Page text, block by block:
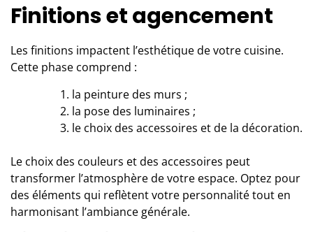
Finitions et agencement
Les finitions impactent l’esthétique de votre cuisine.
Cette phase comprend :
la peinture des murs ;
la pose des luminaires ;
le choix des accessoires et de la décoration.
Le choix des couleurs et des accessoires peut
transformer l’atmosphère de votre espace. Optez pour
des éléments qui reflètent votre personnalité tout en
harmonisant l’ambiance générale.